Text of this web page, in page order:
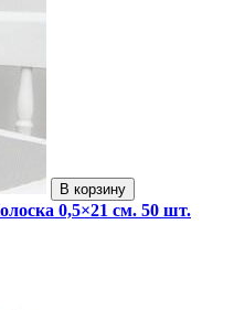
В корзину
0,5×21 см. 50 шт.